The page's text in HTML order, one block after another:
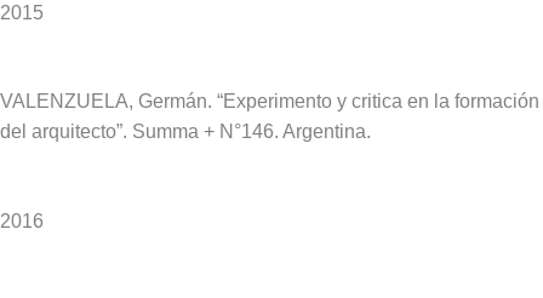
2015
VALENZUELA, Germán. “Experimento y critica en la formación
del arquitecto”. Summa + N°146. Argentina.
2016